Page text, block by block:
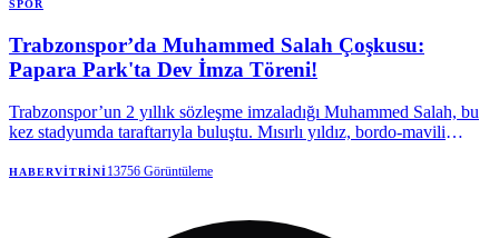
SPOR
Trabzonspor’da Muhammed Salah Çoşkusu:
Papara Park'ta Dev İmza Töreni!
Trabzonspor’un 2 yıllık sözleşme imzaladığı Muhammed Salah, bu
kez stadyumda taraftarıyla buluştu. Mısırlı yıldız, bordo-mavili
HABERVITRINI13756 Görüntüleme